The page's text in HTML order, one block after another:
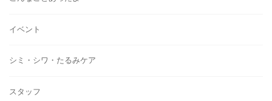
イベント
シミ・シワ・たるみケア
スタッフ